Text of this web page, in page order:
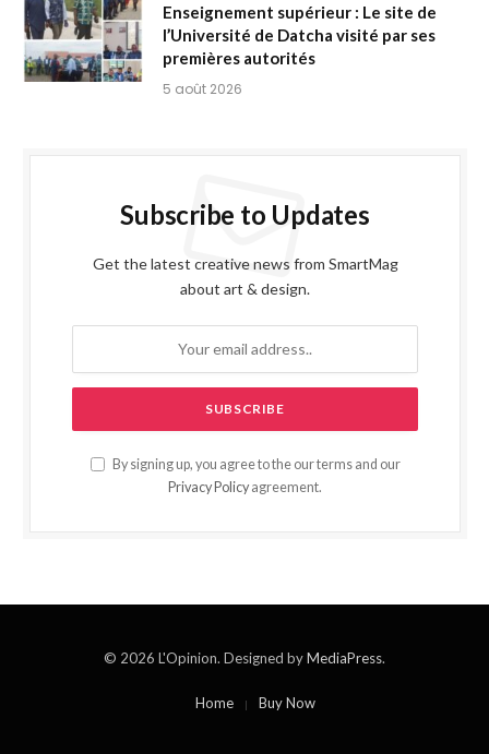
Enseignement supérieur : Le site de
l’Université de Datcha visité par ses
premières autorités
5 août 2026
Subscribe to Updates
Get the latest creative news from SmartMag
about art & design.
By signing up, you agree to the our terms and our
Privacy Policy agreement.
© 2026 L'Opinion. Designed byMediaPress.
Home Buy Now